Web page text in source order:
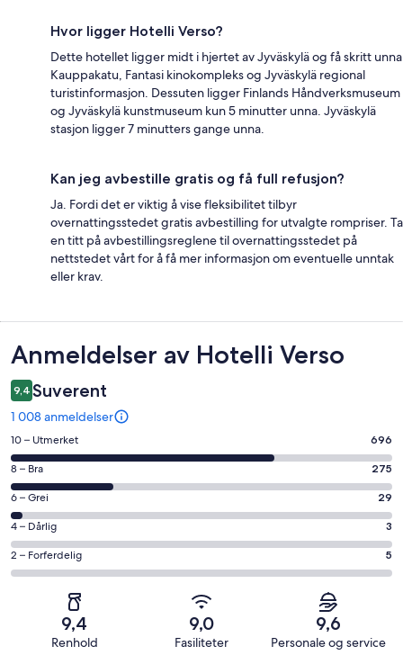
Hvor ligger Hotelli Verso?
Dette hotellet ligger midt i hjertet av Jyväskylä og få skritt unna
Kauppakatu, Fantasi kinokompleks og Jyväskylä regional
turistinformasjon. Dessuten ligger Finlands Håndverksmuseum
og Jyväskylä kunstmuseum kun 5 minutter unna. Jyväskylä
stasjon ligger 7 minutters gange unna.
Kan jeg avbestille gratis og få full refusjon?
Ja. Fordi det er viktig å vise fleksibilitet tilbyr
overnattingsstedet gratis avbestilling for utvalgte rompriser. Ta
en titt på avbestillingsreglene til overnattingsstedet på
nettstedet vårt for å få mer informasjon om eventuelle unntak
eller krav.
Anmeldelser
Anmeldelser av Hotelli Verso
9,4 Suverent
1 008 anmeldelser
Rangering
på
10
−
Utmerket.
696
av
totalt
anmeldelser.
10 – Utmerket 696
Rangering
på
8
−
Bra.
275
anmeldelser.
8 – Bra 275
Rangering
på
6
−
Grei.
6 – Grei 29
Rangering
på
4
4 – Dårlig 3
Rangering
på
Forferdelig.
2 – Forferdelig 5
9,4
Renhold
9,0
Fasiliteter
9,6
Personale og service